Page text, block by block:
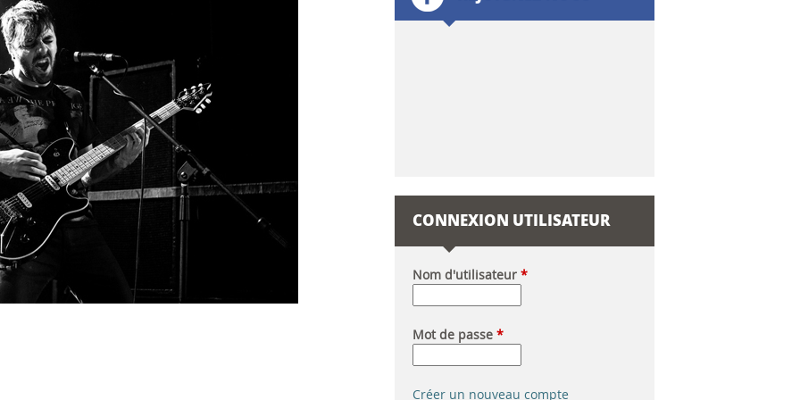
l
d
e
r
e
c
h
CONNEXION UTILISATEUR
Nom d'utilisateur*
Mot de passe*
Créer un nouveau compte